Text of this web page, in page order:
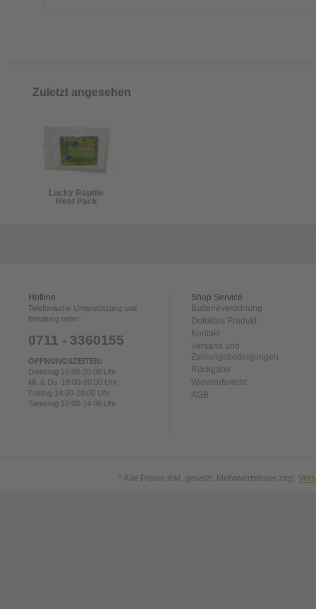
Zuletzt angesehen
Lucky Reptile
Heat Pack
Hotline
Telefonische Unterstützung und
Beratung unter:
0711 - 3360155
ÖFFNUNGSZEITEN:
Dienstag 16:00-20:00 Uhr
Mi. & Do. 18:00-20:00 Uhr
Freitag 14:00-20:00 Uhr
Samstag 10:00-14:00 Uhr
Shop Service
Batterieverodnung
Defektes Produkt
Kontakt
Versand und
Zahlungsbedingungen
Rückgabe
Widerrufsrecht
AGB
* Alle Preise inkl. gesetzl. Mehrwertsteuer zzgl.